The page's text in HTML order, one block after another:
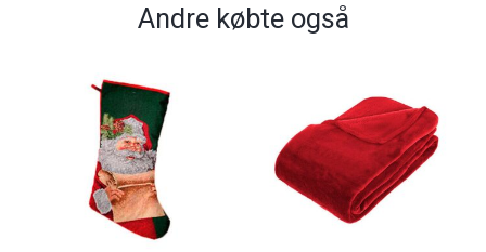
Andre købte også